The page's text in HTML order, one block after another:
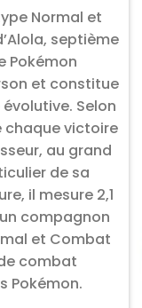
Normal et
septième
Pokémon
et constitue
Selon
chaque victoire
au grand
de sa
il mesure 2,1
compagnon
et Combat
combat
Pokémon.